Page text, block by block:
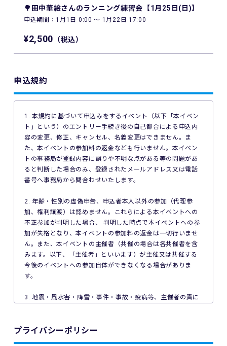
🌳田中華絵さんのランニング練習会【1月25日(日)】
申込期間：1月1日 0:00 〜 1月22日 17:00
¥2,500 （税込）
申込規約
1. 本規約に基づいて申込みをするイベント（以下「本イベン
ト」という）のエントリー手続き後の自己都合による申込内
容の変更、修正、キャンセル、名義変更はできません。ま
た、本イベントの参加料の返金なども行いません。本イベン
トの事務局が登録内容に誤りや不明な点がある等の問題があ
ると判断した場合のみ、登録されたメールアドレス又は電話
番号へ事務局から問合わせいたします。
2. 年齢・性別の虚偽申告、申込者本人以外の参加（代理参
加、権利譲渡）は認めません。これらによる本イベントへの
不正参加が判明した場合、 判明した時点で本イベントへの参
加が失格となり、本イベントの参加料の返金は一切行いませ
ん。また、本イベントの主催者（共催の場合は各共催者を含
みます。以下、「主催者」といいます）が主催又は共催する
今後のイベントへの参加自体ができなくなる場合がありま
す。
3. 地震・風水害・降雪・事件・事故・疫病等、主催者の責に
プライバシーポリシー